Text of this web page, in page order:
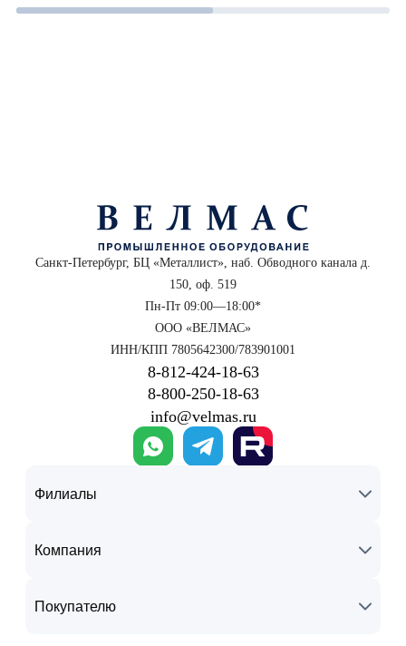
Санкт-Петербург, БЦ «Металлист», наб. Обводного канала д.
150, оф. 519
Пн-Пт 09:00—18:00*
ООО «ВЕЛМАС»
ИНН/КПП 7805642300/783901001
8‑812‑424‑18‑63
8‑800‑250‑18‑63
info@velmas.ru
Филиалы
Компания
Покупателю